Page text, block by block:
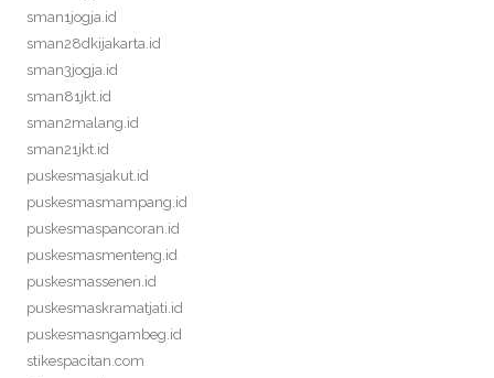
sman1jogja.id
sman28dkijakarta.id
sman3jogja.id
sman81jkt.id
sman2malang.id
sman21jkt.id
puskesmasjakut.id
puskesmasmampang.id
puskesmaspancoran.id
puskesmasmenteng.id
puskesmassenen.id
puskesmaskramatjati.id
puskesmasngambeg.id
stikespacitan.com